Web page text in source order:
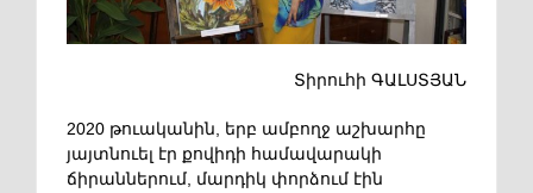
Տիրուհի ԳԱԼՍՏՅԱՆ
2020 թուականին, երբ ամբողջ աշխարհը
յայտնուել էր քովիդի համավարակի
ճիրաններում, մարդիկ փորձում էին